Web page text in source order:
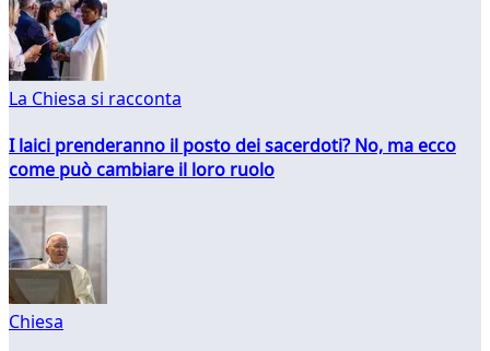
La Chiesa si racconta
I laici prenderanno il posto dei sacerdoti? No, ma ecco
come può cambiare il loro ruolo
Chiesa